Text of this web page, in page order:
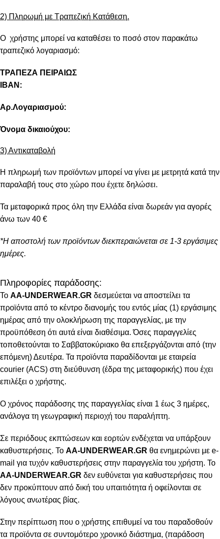
2) Πληρωμή με Τραπεζική Κατάθεση.
Ο χρήστης μπορεί να καταθέσει το ποσό στον παρακάτω
τραπεζικό λογαριασμό:
ΤΡΑΠΕΖΑ ΠΕΙΡΑΙΩΣ
IBAN:
Αρ.Λογαριασμού:
Όνομα δικαιούχου:
3) Αντικαταβολή
Η πληρωμή των προϊόντων μπορεί να γίνει με μετρητά κατά την
παραλαβή τους στο χώρο που έχετε δηλώσει.
Τα μεταφορικά προς όλη την Ελλάδα είναι δωρεάν για αγορές
άνω των 40 €
*Η αποστολή των προϊόντων διεκπεραιώνεται σε 1-3 εργάσιμες
ημέρες.
Πληροφορίες παράδοσης:
To AA-UNDERWEAR.GR δεσμεύεται να αποστείλει τα
προϊόντα από το κέντρο διανομής του εντός μίας (1) εργάσιμης
ημέρας από την ολοκλήρωση της παραγγελίας, με την
προϋπόθεση ότι αυτά είναι διαθέσιμα. Όσες παραγγελίες
τοποθετούνται το Σαββατοκύριακο θα επεξεργάζονται από (την
επόμενη) Δευτέρα. Τα προϊόντα παραδίδονται με εταιρεία
courier (ACS) στη διεύθυνση (έδρα της μεταφορικής) που έχει
επιλέξει ο χρήστης.
Ο χρόνος παράδοσης της παραγγελίας είναι 1 έως 3 ημέρες,
ανάλογα τη γεωγραφική περιοχή του παραλήπτη.
Σε περιόδους εκπτώσεων και εορτών ενδέχεται να υπάρξουν
καθυστερήσεις. Το AA-UNDERWEAR.GR θα ενημερώνει με e-
mail για τυχόν καθυστερήσεις στην παραγγελία του χρήστη. Το
AA-UNDERWEAR.GR δεν ευθύνεται για καθυστερήσεις που
δεν προκύπτουν από δική του υπαιτιότητα ή οφείλονται σε
λόγους ανωτέρας βίας.
Στην περίπτωση που ο χρήστης επιθυμεί να του παραδοθούν
τα προϊόντα σε συντομότερο χρονικό διάστημα, (παράδοση